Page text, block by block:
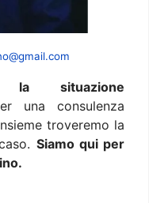
situazione
una consulenza
troveremo la
Siamo qui per